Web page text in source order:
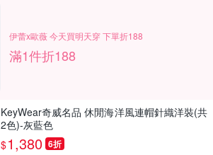
伊蕾x歐薇 今天買明天穿 下單折188
滿1件折188
KeyWear奇威名品 休閒海洋風連帽針織洋裝(共
2色)-灰藍色
$1,380 6折